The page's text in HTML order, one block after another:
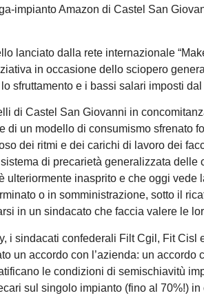
impianto Amazon di Castel San
lanciato dalla rete internazionale
in occasione dello sciopero
sfruttamento e i bassi salari imposti
di Castel San Giovanni in
di un modello di consumismo sfrenato
dei ritmi e dei carichi di lavoro dei
di precarietà generalizzata
ulteriormente inasprito e che oggi vede
o in somministrazione, sotto il
in un sindacato che faccia valere le
i sindacati confederali Filt Cgil, Fit Cisl
un accordo con l’azienda: un accordo
le condizioni di semischiavitù
sul singolo impianto (fino al 70%!)